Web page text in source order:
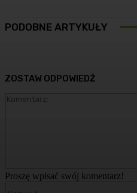
PODOBNE ARTYKUŁY
ZOSTAW ODPOWIEDŹ
Proszę wpisać swój komentarz!